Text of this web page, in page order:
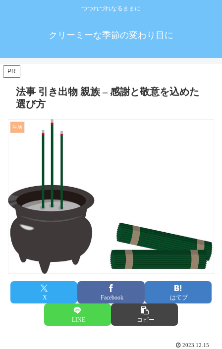
つつれづれなるままに
クリーミーな季節の変わり目に
PR
法事 引き出物 親族 – 感謝と敬意を込めた
選び方
生活
X Facebook はてブ
LINE コピー
2023.12.15